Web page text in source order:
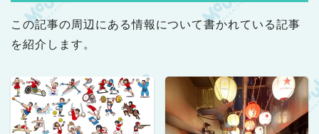
この記事の周辺にある情報について書かれている記事
を紹介します。